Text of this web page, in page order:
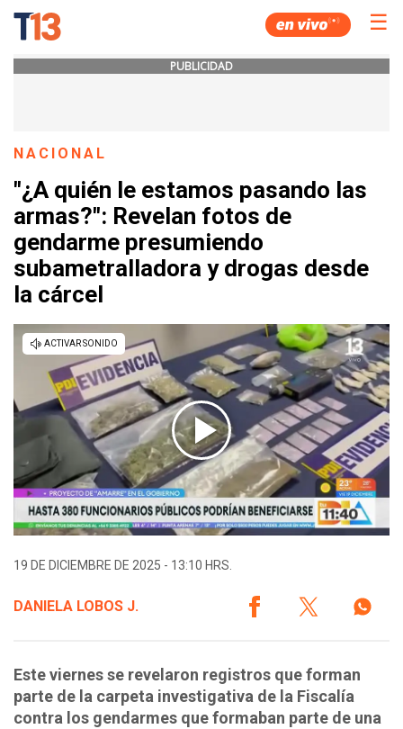
☰
PUBLICIDAD
NACIONAL
"¿A quién le estamos pasando las
armas?": Revelan fotos de
gendarme presumiendo
subametralladora y drogas desde
la cárcel
19 DE DICIEMBRE DE 2025 - 13:10 HRS.
DANIELA LOBOS J.
Este viernes se revelaron registros que forman
parte de la carpeta investigativa de la Fiscalía
contra los gendarmes que formaban parte de una